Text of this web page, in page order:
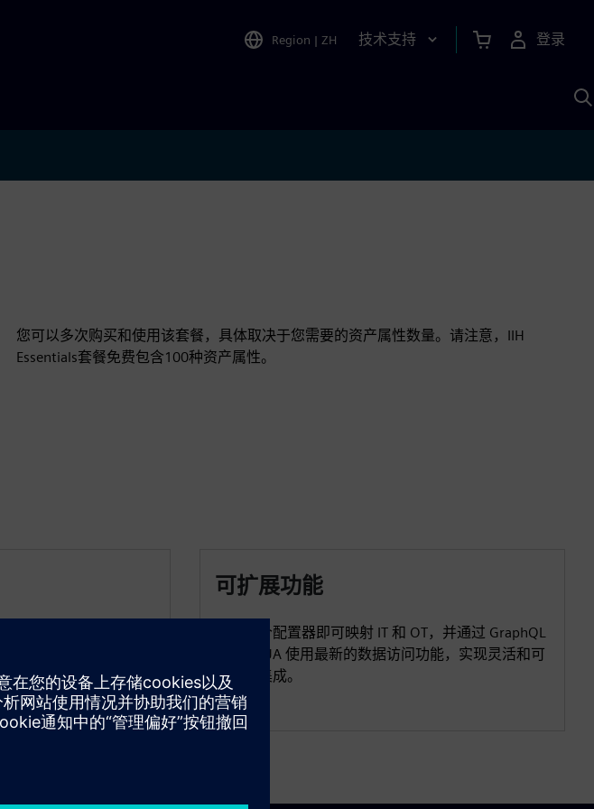
Region | ZH 技术支持 登录
您可以多次购买和使用该套餐，具体取决于您需要的资产属性数量。请注意，IIH
Essentials套餐免费包含100种资产属性。
可扩展功能
只需一个配置器即可映射 IT 和 OT，并通过 GraphQL
和 OPC UA 使用最新的数据访问功能，实现灵活和可
扩展的集成。